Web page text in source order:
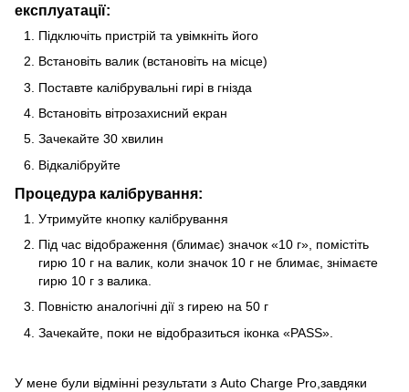
експлуатації:
Підключіть пристрій та увімкніть його
Встановіть валик (встановіть на місце)
Поставте калібрувальні гирі в гнізда
Встановіть вітрозахисний екран
Зачекайте 30 хвилин
Відкалібруйте
Процедура калібрування:
Утримуйте кнопку калібрування
Під час відображення (блимає) значок «10 г», помістіть
гирю 10 г на валик, коли значок 10 г не блимає, знімаєте
гирю 10 г з валика.
Повністю аналогічні дії з гирею на 50 г
Зачекайте, поки не відобразиться іконка «PASS».
У мене були відмінні результати з Auto Charge Pro,завдяки